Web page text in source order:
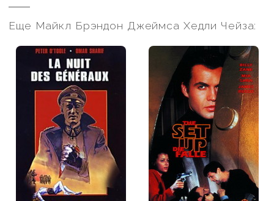
Еще Майкл Брэндон Джеймса Хедли Чейза: